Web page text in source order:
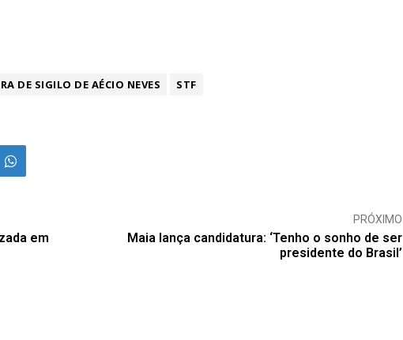
DE SIGILO DE AÉCIO NEVES STF
em
PRÓXIMO
Maia lança candidatura: ‘Tenho o sonho de ser
presidente do Brasil’